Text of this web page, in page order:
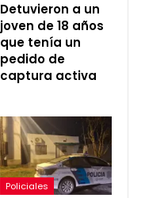
Detuvieron a un
joven de 18 años
que tenía un
pedido de
captura activa
Policiales